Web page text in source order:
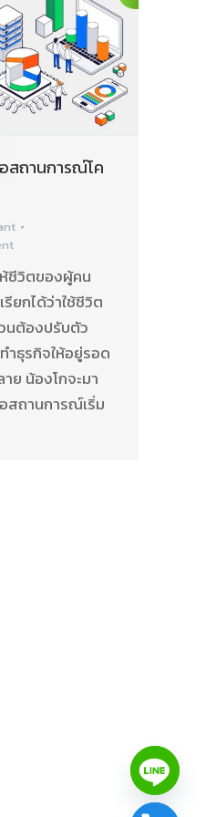
สถานการณ์โค
ชีวิตของผู้คน
ยกได้ว่าใช้ชีวิต
นต้องปรับตัว
ำธุรกิจให้อยู่รอด
ย น้องโกจะมา
สถานการณ์เริ่ม